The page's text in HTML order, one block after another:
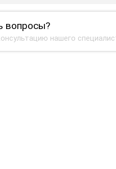
вопросы?
нашего